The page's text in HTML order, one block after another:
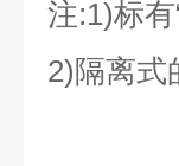
注:1)标
2)隔离式